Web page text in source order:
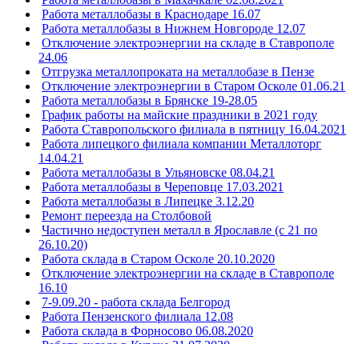
Работа металлобазы в Краснодаре 16.07
Работа металлобазы в Нижнем Новгороде 12.07
Отключение электроэнергии на складе в Ставрополе
24.06
Отгрузка металлопроката на металлобазе в Пензе
Отключение электроэнергии в Старом Осколе 01.06.21
Работа металлобазы в Брянске 19-28.05
График работы на майские праздники в 2021 году
Работа Ставропольского филиала в пятницу 16.04.2021
Работа липецкого филиала компании Металлоторг
14.04.21
Работа металлобазы в Ульяновске 08.04.21
Работа металлобазы в Череповце 17.03.2021
Работа металлобазы в Липецке 3.12.20
Ремонт переезда на Столбовой
Частично недоступен металл в Ярославле (с 21 по
26.10.20)
Работа склада в Старом Осколе 20.10.2020
Отключение электроэнергии на складе в Ставрополе
16.10
7-9.09.20 - работа склада Белгород
Работа Пензенского филиала 12.08
Работа склада в Форносово 06.08.2020